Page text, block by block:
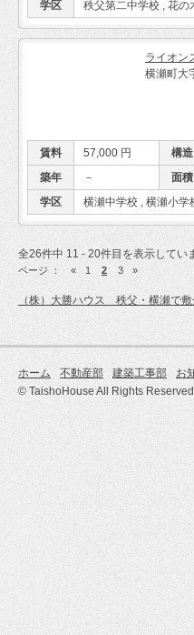
学区 秩父第二中学校 , 花の
ライオン
横瀬町大
賃料 57,000 円 構造
築年
－ 面積
学区 横瀬中学校 , 横瀬小学
全26件中 11 - 20件目を表示してい
ページ ： « 1 2 3 »
（株）大勝ハウス 秩父・横瀬で
ホーム 不動産部 建築工事部 お
© TaishoHouse All Rights